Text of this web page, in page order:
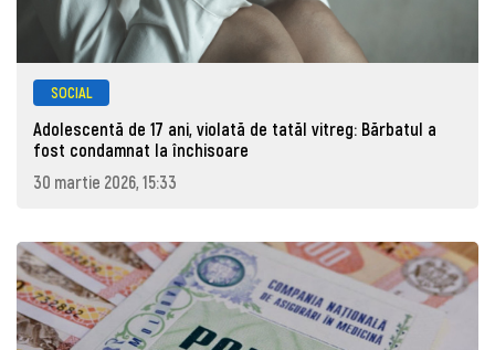
SOCIAL
Adolescentă de 17 ani, violată de tatăl vitreg: Bărbatul a
fost condamnat la închisoare
30 martie 2026, 15:33